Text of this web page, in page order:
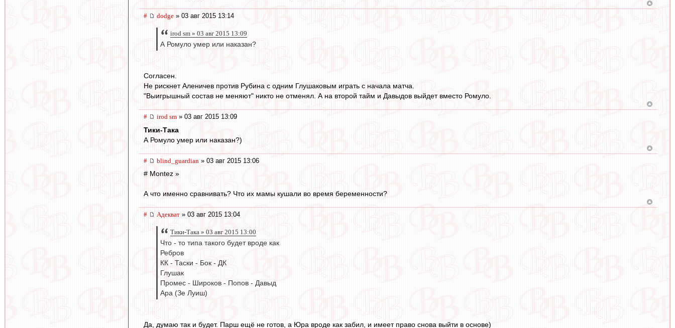
# dodge » 03 авг 2015 13:14
irod sm » 03 авг 2015 13:09
А Ромуло умер или наказан?
Согласен.
Не рискнет Аленичев против Рубина с одним Глушаковым играть с начала матча.
"Выигрышный состав не меняют" никто не отменял. А на второй тайм и Давыдов выйдет вместо Ромуло.
# irod sm » 03 авг 2015 13:09
Тики-Така
А Ромуло умер или наказан?)
# blind_guardian » 03 авг 2015 13:06
# Montez »
А что именно сравнивать? Что их мамы кушали во время беременности?
# Адекват » 03 авг 2015 13:04
Тики-Така » 03 авг 2015 13:00
Что - то типа такого будет вроде как
Ребров
КК - Таски - Бок - ДК
Глушак
Промес - Широков - Попов - Давыд
Ара (Зе Луиш)
Да, думаю так и будет. Парш ещё не готов, а Юра вроде как забил, и имеет право снова выйти в основе)